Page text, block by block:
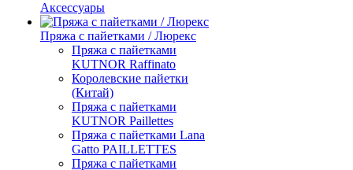
Аксессуары
Пряжа с пайетками / Люрекс
Пряжа с пайетками
KUTNOR Raffinato
Королевские пайетки
(Китай)
Пряжа с пайетками
KUTNOR Paillettes
Пряжа с пайетками Lana
Gatto PAILLETTES
Пряжа с пайетками